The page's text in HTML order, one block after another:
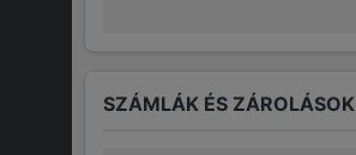
SZÁMLÁK ÉS ZÁROLÁSOK